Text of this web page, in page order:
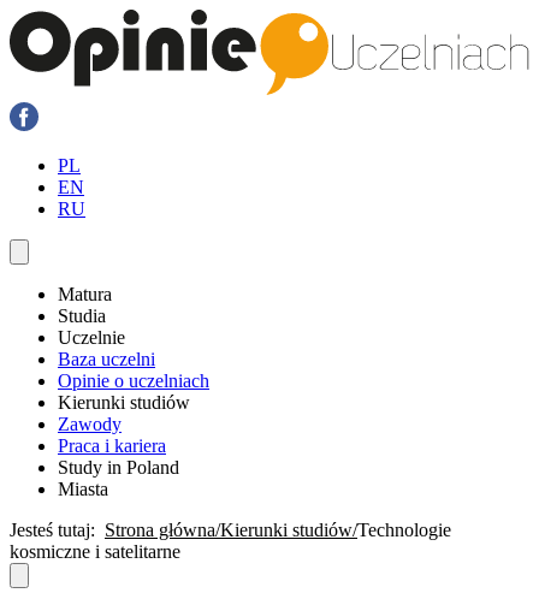
PL
EN
RU
Matura
Studia
Uczelnie
Baza uczelni
Opinie o uczelniach
Kierunki studiów
Zawody
Praca i kariera
Study in Poland
Miasta
Jesteś tutaj: Strona główna Kierunki studiów Technologie
kosmiczne i satelitarne